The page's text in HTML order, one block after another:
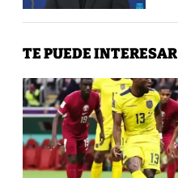
TE PUEDE INTERESAR